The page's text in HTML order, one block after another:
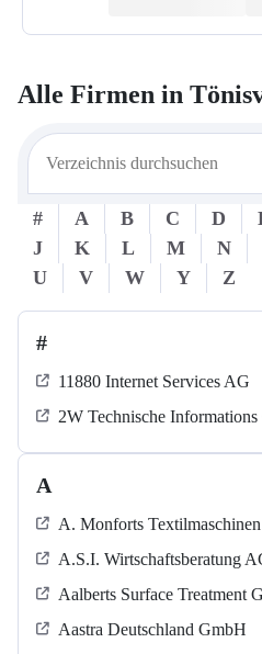
Alle Firmen in
# A B C D
J
K L M N
U
V W Y Z
#
11880 Internet Services AG
2W Technische
A
A. Monforts
A.S.I. Wirtschaftsberatung
Aalberts Surface Treatment
Aastra Deutschland GmbH